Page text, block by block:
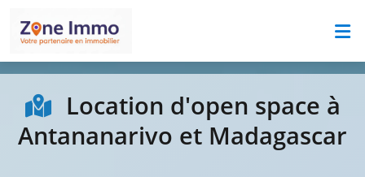
Location d'open space à
Antananarivo et Madagascar